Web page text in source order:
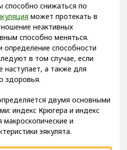
способно снижаться по
может протекать в
неактивных
способно меняться.
способности
в том случае, если
наступает, а также для
здоровья.
двумя основными
индекс Крюгера и индекс
и
эякулята.